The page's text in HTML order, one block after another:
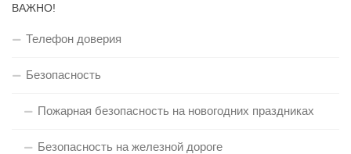
ВАЖНО!
Телефон доверия
Безопасность
Пожарная безопасность на новогодних праздниках
Безопасность на железной дороге